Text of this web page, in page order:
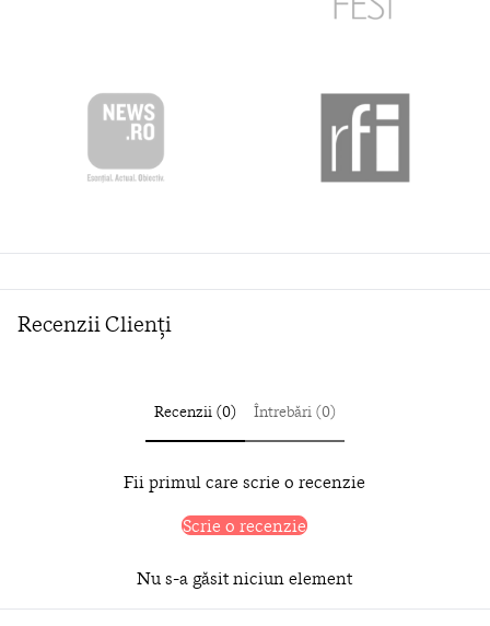
Recenzii Clienți
Recenzii (0) Întrebări (0)
Fii primul care scrie o recenzie
Scrie o recenzie
Nu s-a găsit niciun element